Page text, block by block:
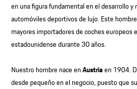
en una figura fundamental en el desarrollo
automóviles deportivos de lujo. Este
mayores importadores de coches europeos
estadounidense durante 30 años.
Nuestro hombre nace enAustriaen 1904.
desde pequeño en el negocio, puesto que